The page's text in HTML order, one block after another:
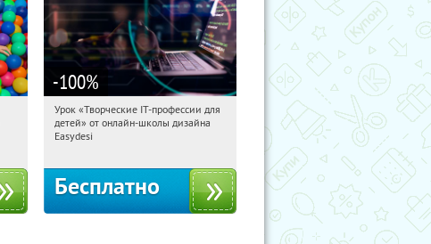
-100%
00:35:09 Получили:53
Россия
Урок «Творческие IT-профессии для
детей» от онлайн-школы дизайна
Easydesi
Бесплатно